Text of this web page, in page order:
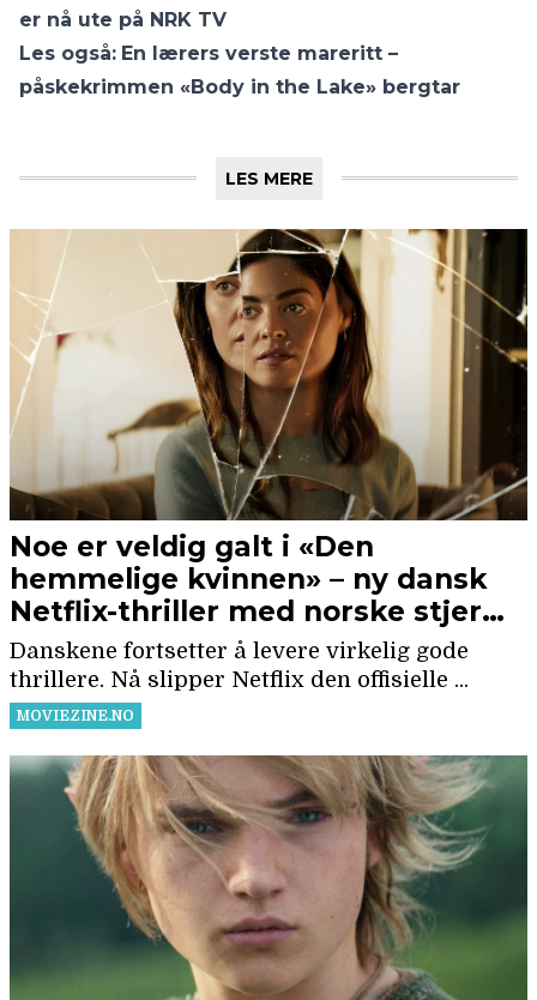
er nå ute på NRK TV
Les også: En lærers verste mareritt –
påskekrimmen «Body in the Lake» bergtar
LES MERE